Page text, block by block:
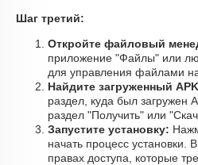
Шаг третий:
Откройте файловый
приложение "Файлы" или
для управления файлами
Найдите загруженный
раздел, куда был загружен
раздел "Получить" или
Запустите установку:
начать процесс установки.
правах доступа, которые